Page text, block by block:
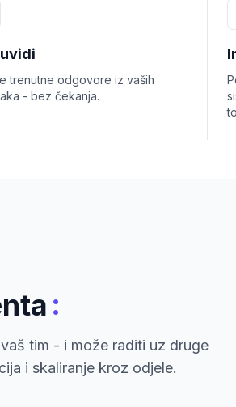
trenutne odgovore iz vaših
- bez čekanja.
:
tim - i može raditi uz druge
i skaliranje kroz odjele.